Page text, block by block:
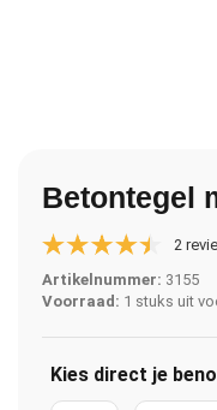
Betontegel
2
Artikelnummer: 3155
Voorraad: 1 stuks uit
Kies direct je